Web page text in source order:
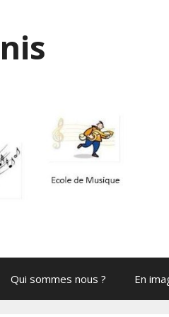
Qui sommes nous ? En